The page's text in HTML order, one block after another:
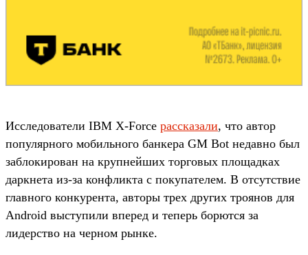
Исследователи IBM X-Force рассказали, что автор
популярного мобильного банкера GM Bot недавно был
заблокирован на крупнейших торговых площадках
даркнета из-за конфликта с покупателем. В отсутствие
главного конкурента, авторы трех других троянов для
Android выступили вперед и теперь борются за
лидерство на черном рынке.